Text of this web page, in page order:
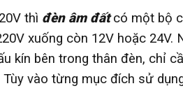
thì đèn âm đấtcó một bộ
xuống còn 12V hoặc 24V.
kín bên trong thân đèn, chỉ
vào từng mục đích sử